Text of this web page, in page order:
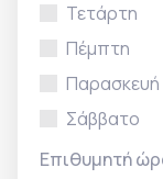
Τετάρτη
Πέμπτη
Παρασκευή
Σάββατο
Επιθυμητή